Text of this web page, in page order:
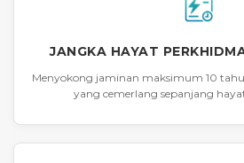
JANGKA HAYAT
Menyokong jaminan maksimum 10
yang cemerlang sepanjang